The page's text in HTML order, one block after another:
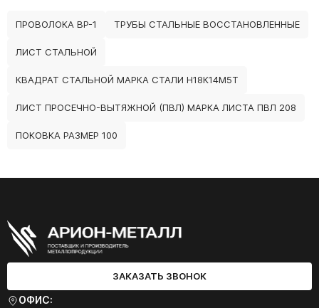
ПРОВОЛОКА ВР-1 ТРУБЫ СТАЛЬНЫЕ ВОССТАНОВЛЕННЫЕ
ЛИСТ СТАЛЬНОЙ
КВАДРАТ СТАЛЬНОЙ МАРКА СТАЛИ Н18К14М5Т
ЛИСТ ПРОСЕЧНО-ВЫТЯЖНОЙ (ПВЛ) МАРКА ЛИСТА ПВЛ 208
ПОКОВКА РАЗМЕР 100
ЗАКАЗАТЬ ЗВОНОК
ОФИС: